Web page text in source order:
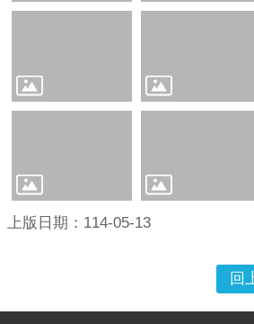
權
保
護
網
站
安
上版日期：114-05-13
回